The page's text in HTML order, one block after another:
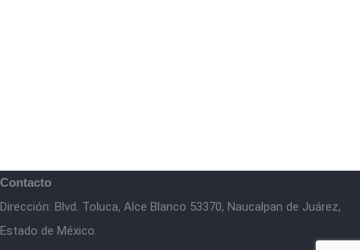
Contacto
Dirección: Blvd. Toluca, Alce Blanco 53370, Naucalpan de Juárez,
Estado de México.